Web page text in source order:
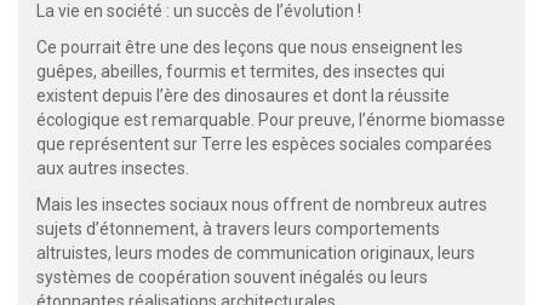
La vie en société : un succès de l’évolution !
Ce pourrait être une des leçons que nous enseignent les
guêpes, abeilles, fourmis et termites, des insectes qui
existent depuis l’ère des dinosaures et dont la réussite
écologique est remarquable. Pour preuve, l’énorme biomasse
que représentent sur Terre les espèces sociales comparées
aux autres insectes.
Mais les insectes sociaux nous offrent de nombreux autres
sujets d’étonnement, à travers leurs comportements
altruistes, leurs modes de communication originaux, leurs
systèmes de coopération souvent inégalés ou leurs
étonnantes réalisations architecturales.